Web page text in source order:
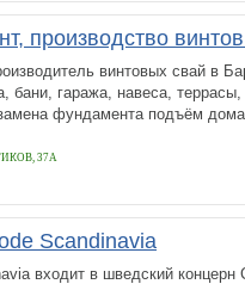
производство
винтовых свай в
гаража, навеса, террасы,
фундамента подъём
37А
Scandinavia
входит в шведский концерн